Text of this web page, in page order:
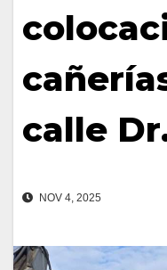
calle
NOV 4, 2025